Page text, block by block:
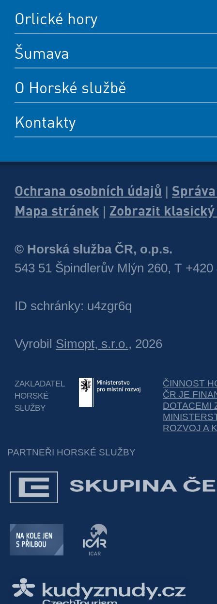
Orlické hory
Šumava
O Horské službě
Kontakty
Ochrana osobních údajů
Mapa stránek
Zobrazit
© Horská služba ČR, o.p.s.
543 51 Špindlerův Mlýn 260, T +420
ID schránky: u4zgr6q
Vyrobil Simopt, s.r.o., 2026
ZAKLADATEL
HORSKÉ
SLUŽBY
ČINNOST
ČR JE
DOTACEMI
ROZVOJ A
PARTNEŘI HORSKÉ SLUŽBY